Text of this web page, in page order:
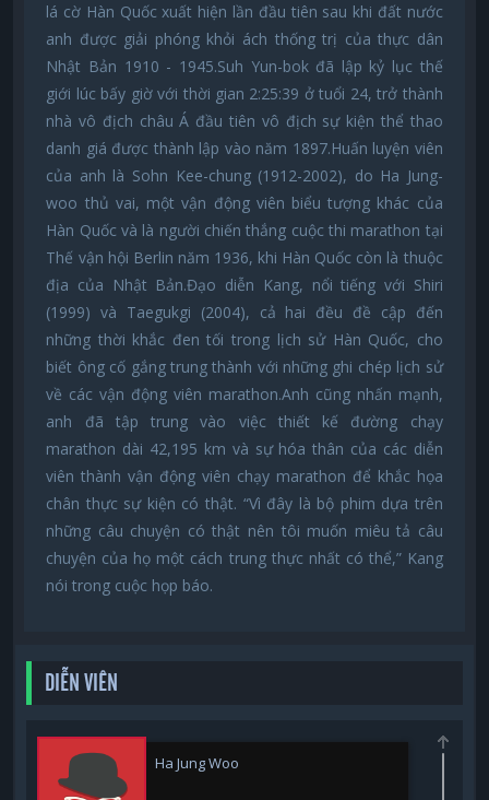
lá cờ Hàn Quốc xuất hiện lần đầu tiên sau khi đất nước
anh được giải phóng khỏi ách thống trị của thực dân
Nhật Bản 1910 - 1945.Suh Yun-bok đã lập kỷ lục thế
giới lúc bấy giờ với thời gian 2:25:39 ở tuổi 24, trở thành
nhà vô địch châu Á đầu tiên vô địch sự kiện thể thao
danh giá được thành lập vào năm 1897.Huấn luyện viên
của anh là Sohn Kee-chung (1912-2002), do Ha Jung-
woo thủ vai, một vận động viên biểu tượng khác của
Hàn Quốc và là người chiến thắng cuộc thi marathon tại
Thế vận hội Berlin năm 1936, khi Hàn Quốc còn là thuộc
địa của Nhật Bản.Đạo diễn Kang, nổi tiếng với Shiri
(1999) và Taegukgi (2004), cả hai đều đề cập đến
những thời khắc đen tối trong lịch sử Hàn Quốc, cho
biết ông cố gắng trung thành với những ghi chép lịch sử
về các vận động viên marathon.Anh cũng nhấn mạnh,
anh đã tập trung vào việc thiết kế đường chạy
marathon dài 42,195 km và sự hóa thân của các diễn
viên thành vận động viên chạy marathon để khắc họa
chân thực sự kiện có thật. “Vì đây là bộ phim dựa trên
những câu chuyện có thật nên tôi muốn miêu tả câu
chuyện của họ một cách trung thực nhất có thể,” Kang
nói trong cuộc họp báo.
DIỄN VIÊN
Ha Jung Woo